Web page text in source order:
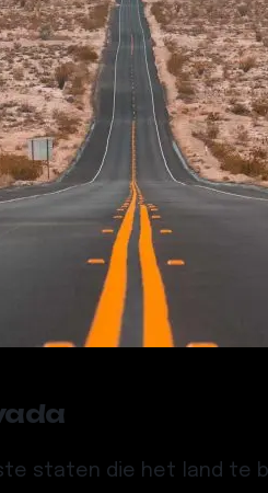
staten die het land te